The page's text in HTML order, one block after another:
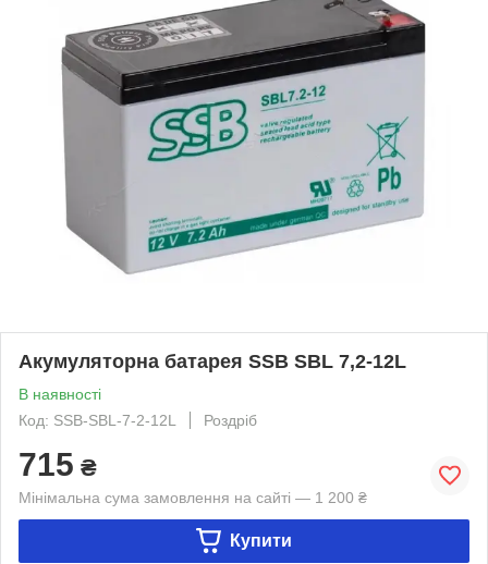
Акумуляторна батарея SSB SBL 7,2-12L
В наявності
Код: SSB-SBL-7-2-12L
Роздріб
715 ₴
Мінімальна сума замовлення на сайті — 1 200 ₴
Купити